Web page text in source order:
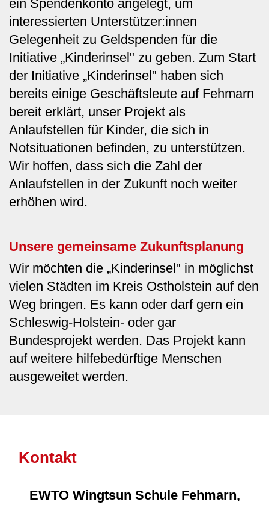
ein Spendenkonto angelegt, um
interessierten Unterstützer:innen
Gelegenheit zu Geldspenden für die
Initiative „Kinderinsel" zu geben. Zum Start
der Initiative „Kinderinsel" haben sich
bereits einige Geschäftsleute auf Fehmarn
bereit erklärt, unser Projekt als
Anlaufstellen für Kinder, die sich in
Notsituationen befinden, zu unterstützen.
Wir hoffen, dass sich die Zahl der
Anlaufstellen in der Zukunft noch weiter
erhöhen wird.
Unsere gemeinsame Zukunftsplanung
Wir möchten die „Kinderinsel" in möglichst
vielen Städten im Kreis Ostholstein auf den
Weg bringen. Es kann oder darf gern ein
Schleswig-Holstein- oder gar
Bundesprojekt werden. Das Projekt kann
auf weitere hilfebedürftige Menschen
ausgeweitet werden.
Kontakt
EWTO Wingtsun Schule Fehmarn,